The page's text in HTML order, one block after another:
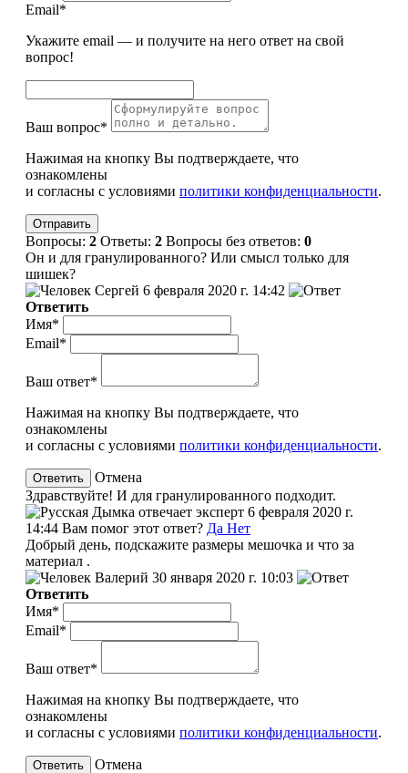
Email*
Укажите email — и получите на него ответ на свой
вопрос!
Ваш вопрос*
Нажимая на кнопку Вы подтверждаете, что
ознакомлены
и согласны с условиями политики конфиденциальности.
Вопросы: 2 Ответы: 2 Вопросы без ответов: 0
Он и для гранулированного? Или смысл только для
шишек?
Сергей 6 февраля 2020 г. 14:42
Ответить
Имя*
Email*
Ваш ответ*
Нажимая на кнопку Вы подтверждаете, что
ознакомлены
и согласны с условиями политики конфиденциальности.
Отмена
Здравствуйте! И для гранулированного подходит.
эксперт 6 февраля 2020 г.
14:44 Вам помог этот ответ? Да Нет
Добрый день, подскажите размеры мешочка и что за
материал .
Валерий 30 января 2020 г. 10:03
Ответить
Имя*
Email*
Ваш ответ*
Нажимая на кнопку Вы подтверждаете, что
ознакомлены
и согласны с условиями политики конфиденциальности.
Отмена